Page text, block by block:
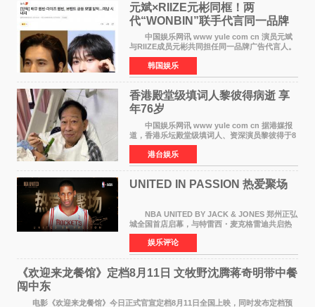
元斌×RIIZE元彬同框！两
代“WONBIN”联手代言同一品牌
颜值天花板合体
中国娱乐网讯 www yule com cn 演员元斌
与RIIZE成员元彬共同担任同一品牌广告代言人。
6日据独家报道，继演员元斌之后，RIIZE元彬最
近也被选为某在线中介平台A公司的共同广告代言
人，两人将作
韩国娱乐
香港殿堂级填词人黎彼得病逝 享
年76岁​
中国娱乐网讯 www yule com cn 据港媒报
道，香港乐坛殿堂级填词人、资深演员黎彼得于8
月5日上午因病离世，终年76岁。好友钟志光透
露，黎彼得今年3月中风后便卧床休养，身体机能
持续衰退，最
港台娱乐
UNITED IN PASSION 热爱聚场
NBA UNITED BY JACK & JONES 郑州正弘
城全国首店启幕，与特雷西・麦克格雷迪共启热
爱 2026 年7 月21 日，
NBAUNITEDBYJACK&JONES 全国首店，于郑
州正弘城正式启幕。NBA 传奇球星
娱乐评论
《欢迎来龙餐馆》定档8月11日 文牧野沈腾蒋奇明带中餐
闯中东
电影《欢迎来龙餐馆》今日正式官宣定档8月11日全国上映，同时发布定档预